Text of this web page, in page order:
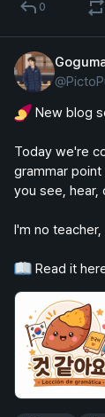
0
@
New blog
Today we're
grammar point
you see, hear,
I'm no
Read it